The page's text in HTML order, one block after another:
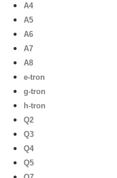
A4
A5
A6
A7
A8
e-tron
g-tron
h-tron
Q2
Q3
Q4
Q5